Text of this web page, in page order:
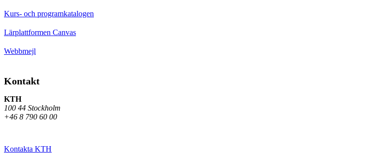
Kurs- och programkatalogen
Lärplattformen Canvas
Webbmejl
Kontakt
KTH
100 44 Stockholm
+46 8 790 60 00
Kontakta KTH